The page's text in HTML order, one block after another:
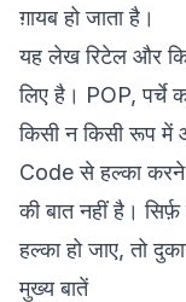
ग़ायब हो जाता है।
यह लेख रिटेल और
लिए है। POP, पर्चे
किसी न किसी रूप में
Code से हल्का
की बात नहीं है।
हल्का हो जाए, तो
मुख्य बातें